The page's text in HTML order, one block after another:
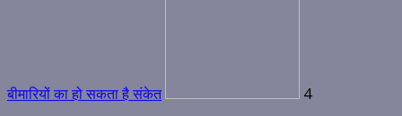
बीमारियों का हो सकता है संकेत 4